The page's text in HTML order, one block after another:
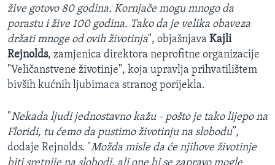
žive gotovo 80 godina. Kornjače mogu mnogo da
porastu i žive 100 godina. Tako da je velika obaveza
držati mnoge od ovih životinja", objašnjava Kajli
Rejnolds, zamjenica direktora neprofitne organizacije
"Veličanstvene životinje", koja upravlja prihvatilištem
bivših kućnih ljubimaca stranog porijekla.
"Nekada ljudi jednostavno kažu - pošto je tako lijepo na
Floridi, tu ćemo da pustimo životinju na slobodu”,
dodaje Rejnolds. "Možda misle da će njihove životinje